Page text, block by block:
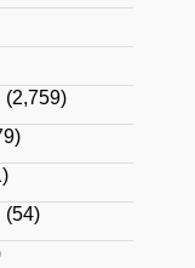
(2,759)
(54)